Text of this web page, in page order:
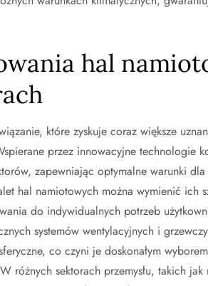
hal
które zyskuje coraz większe
przez innowacyjne technologie
zapewniając optymalne warunki
hal namiotowych można wymienić ich
do indywidualnych potrzeb
systemów wentylacyjnych i
co czyni je doskonałym
różnych sektorach przemysłu, takich